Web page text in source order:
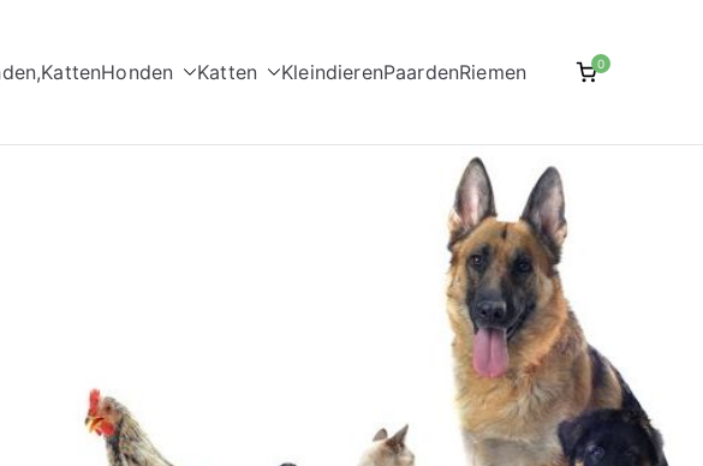
Honden Katten KleindierenPaardenRiemen 0